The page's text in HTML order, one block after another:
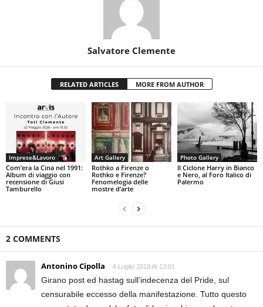
Salvatore Clemente
RELATED ARTICLES MORE FROM AUTHOR
Imprese&Lavoro
Com’era la Cina nel 1991:
Album di viaggio con
recensione di Giusi
Tamburello
Art Gallery
Rothko a Firenze o
Rothko e Firenze?
Fenomelogia delle
mostre d’arte
Photo Gallery
Il Ciclone Harry in Bianco
e Nero, al Foro Italico di
Palermo
2 COMMENTS
Antonino Cipolla 4 Luglio 2019 At 13:01
Girano post ed hastag sull’indecenza del Pride, sul
censurabile eccesso della manifestazione. Tutto questo